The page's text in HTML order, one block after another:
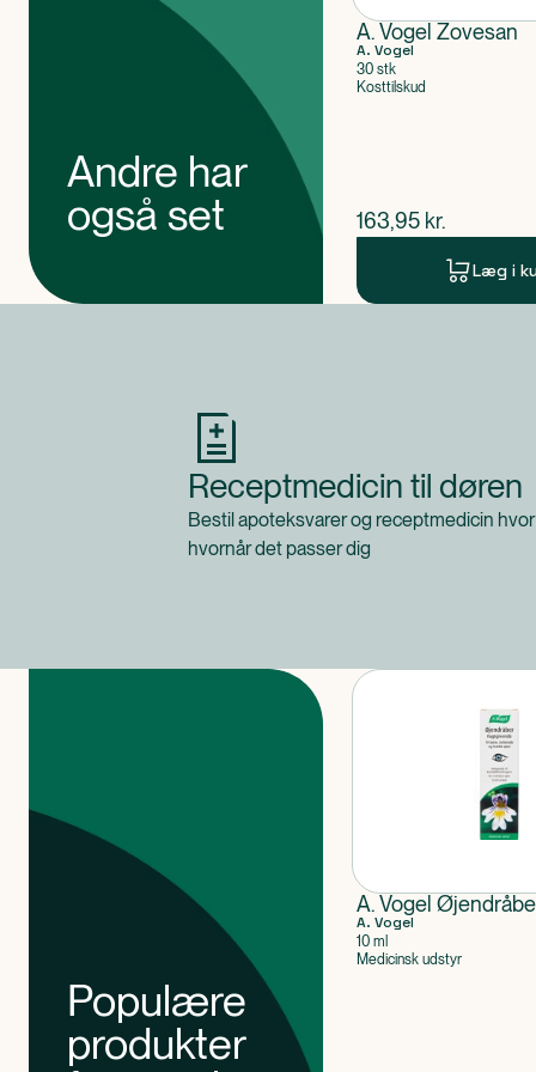
Klassificeret som
Produktet er et kosttilskud.
Andre har
også set
A. Vogel Zovesan
A. Vogel
30 stk
Kosttilskud
$nuværende pris
163,95 kr.
Læg i
Receptmedicin til døren
Bestil apoteksvarer og receptmedicin
hvornår det passer dig
Populære
produkter
A. Vogel
A. Vogel
10 ml
Medicinsk udstyr